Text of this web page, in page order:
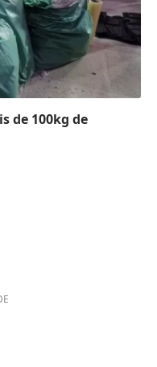
de 100kg de